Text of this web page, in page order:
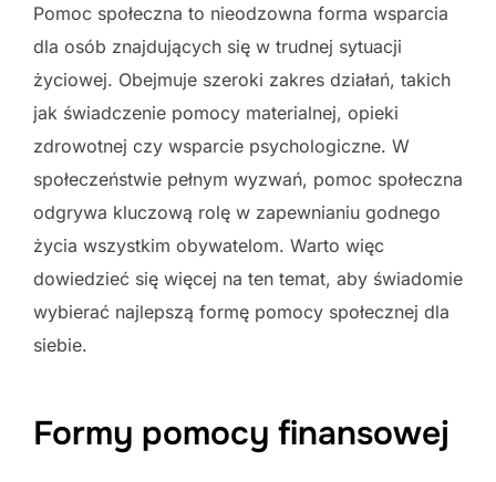
Pomoc społeczna to nieodzowna forma wsparcia
dla osób znajdujących się w trudnej sytuacji
życiowej. Obejmuje szeroki zakres działań, takich
jak świadczenie pomocy materialnej, opieki
zdrowotnej czy wsparcie psychologiczne. W
społeczeństwie pełnym wyzwań, pomoc społeczna
odgrywa kluczową rolę w zapewnianiu godnego
życia wszystkim obywatelom. Warto więc
dowiedzieć się więcej na ten temat, aby świadomie
wybierać najlepszą formę pomocy społecznej dla
siebie.
Formy pomocy finansowej